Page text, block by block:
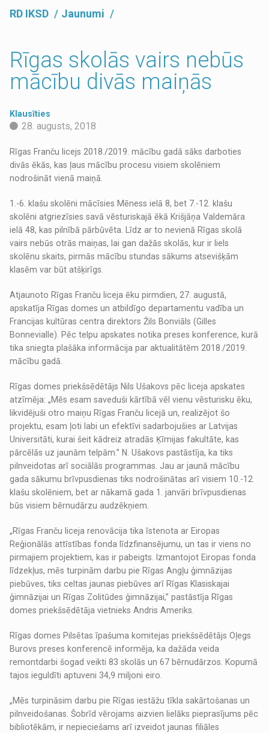
RD IKSD Jaunumi
Rīgas skolās vairs nebūs
mācību divās maiņās
Klausīties
28. augusts, 2018
Rīgas Franču licejs 2018./2019. mācību gadā sāks darboties
divās ēkās, kas ļaus mācību procesu visiem skolēniem
nodrošināt vienā maiņā.
1.-6. klašu skolēni mācīsies Mēness ielā 8, bet 7.-12. klašu
skolēni atgriezīsies savā vēsturiskajā ēkā Krišjāņa Valdemāra
ielā 48, kas pilnībā pārbūvēta. Līdz ar to nevienā Rīgas skolā
vairs nebūs otrās maiņas, lai gan dažās skolās, kur ir liels
skolēnu skaits, pirmās mācību stundas sākums atsevišķām
klasēm var būt atšķirīgs.
Atjaunoto Rīgas Franču liceja ēku pirmdien, 27. augustā,
apskatīja Rīgas domes un atbildīgo departamentu vadība un
Francijas kultūras centra direktors Žils Bonviāls (Gilles
Bonnevialle). Pēc telpu apskates notika preses konference, kurā
tika sniegta plašāka informācija par aktualitātēm 2018./2019.
mācību gadā.
Rīgas domes priekšsēdētājs Nils Ušakovs pēc liceja apskates
atzīmēja: „Mēs esam saveduši kārtībā vēl vienu vēsturisku ēku,
likvidējuši otro maiņu Rīgas Franču licejā un, realizējot šo
projektu, esam ļoti labi un efektīvi sadarbojušies ar Latvijas
Universitāti, kurai šeit kādreiz atradās Ķīmijas fakultāte, kas
pārcēlās uz jaunām telpām.” N. Ušakovs pastāstīja, ka tiks
pilnveidotas arī sociālās programmas. Jau ar jaunā mācību
gada sākumu brīvpusdienas tiks nodrošinātas arī visiem 10.-12.
klašu skolēniem, bet ar nākamā gada 1. janvāri brīvpusdienas
būs visiem bērnudārzu audzēkņiem.
„Rīgas Franču liceja renovācija tika īstenota ar Eiropas
Reģionālās attīstības fonda līdzfinansējumu, un tas ir viens no
pirmajiem projektiem, kas ir pabeigts. Izmantojot Eiropas fonda
līdzekļus, mēs turpinām darbu pie Rīgas Angļu ģimnāzijas
piebūves, tiks celtas jaunas piebūves arī Rīgas Klasiskajai
ģimnāzijai un Rīgas Zolitūdes ģimnāzijai,” pastāstīja Rīgas
domes priekšsēdētāja vietnieks Andris Ameriks.
Rīgas domes Pilsētas īpašuma komitejas priekšsēdētājs Oļegs
Burovs preses konferencē informēja, ka dažāda veida
remontdarbi šogad veikti 83 skolās un 67 bērnudārzos. Kopumā
tajos ieguldīti aptuveni 34,9 miljoni eiro.
„Mēs turpināsim darbu pie Rīgas iestāžu tīkla sakārtošanas un
pilnveidošanas. Šobrīd vērojams aizvien lielāks pieprasījums pēc
bibliotēkām, ir nepieciešams arī izveidot jaunas filiāles